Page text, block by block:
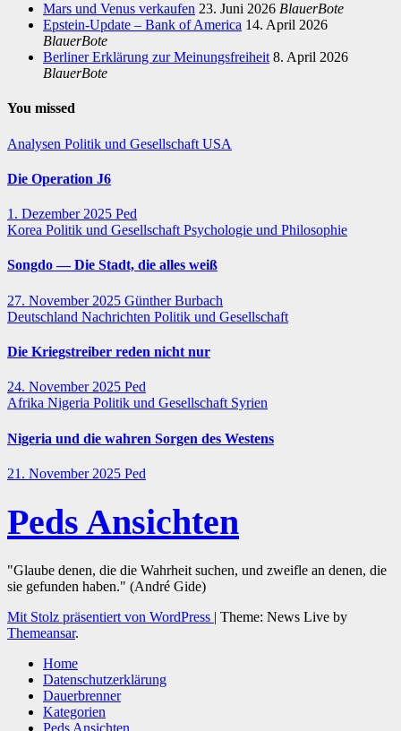
Mars und Venus verkaufen 23. Juni 2026 BlauerBote
Epstein-Update – Bank of America 14. April 2026
BlauerBote
Berliner Erklärung zur Meinungsfreiheit 8. April 2026
BlauerBote
You missed
Analysen Politik und Gesellschaft USA
Die Operation J6
1. Dezember 2025 Ped
Korea Politik und Gesellschaft Psychologie und Philosophie
Songdo — Die Stadt, die alles weiß
27. November 2025 Günther Burbach
Deutschland Nachrichten Politik und Gesellschaft
Die Kriegstreiber reden nicht nur
24. November 2025 Ped
Afrika Nigeria Politik und Gesellschaft Syrien
Nigeria und die wahren Sorgen des Westens
21. November 2025 Ped
Peds Ansichten
"Glaube denen, die die Wahrheit suchen, und zweifle an denen, die
sie gefunden haben." (André Gide)
Mit Stolz präsentiert von WordPress | Theme: News Live by
Themeansar.
Home
Datenschutzerklärung
Dauerbrenner
Kategorien
Peds Ansichten